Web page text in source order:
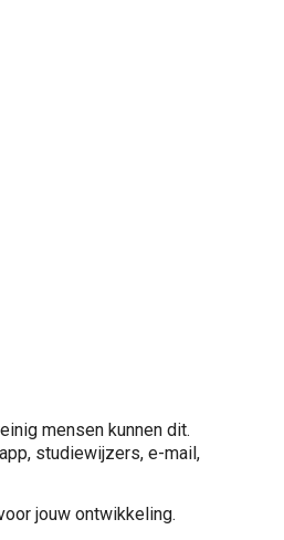
mensen kunnen dit.
studiewijzers, e-mail,
jouw ontwikkeling.